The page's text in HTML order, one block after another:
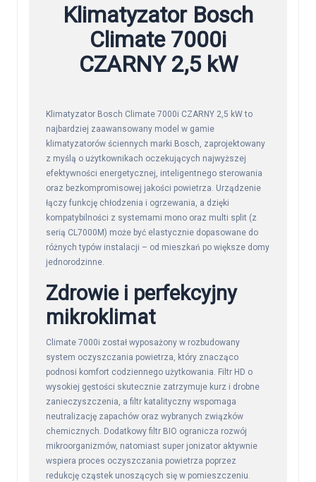
Klimatyzator Bosch
Climate 7000i
CZARNY 2,5 kW
Klimatyzator Bosch Climate 7000i CZARNY 2,5 kW to
najbardziej zaawansowany model w gamie
klimatyzatorów ściennych marki Bosch, zaprojektowany
z myślą o użytkownikach oczekujących najwyższej
efektywności energetycznej, inteligentnego sterowania
oraz bezkompromisowej jakości powietrza. Urządzenie
łączy funkcję chłodzenia i ogrzewania, a dzięki
kompatybilności z systemami mono oraz multi split (z
serią CL7000M) może być elastycznie dopasowane do
różnych typów instalacji – od mieszkań po większe domy
jednorodzinne.
Zdrowie i perfekcyjny
mikroklimat
Climate 7000i został wyposażony w rozbudowany
system oczyszczania powietrza, który znacząco
podnosi komfort codziennego użytkowania. Filtr HD o
wysokiej gęstości skutecznie zatrzymuje kurz i drobne
zanieczyszczenia, a filtr katalityczny wspomaga
neutralizację zapachów oraz wybranych związków
chemicznych. Dodatkowy filtr BIO ogranicza rozwój
mikroorganizmów, natomiast super jonizator aktywnie
wspiera proces oczyszczania powietrza poprzez
redukcję cząstek unoszących się w pomieszczeniu.